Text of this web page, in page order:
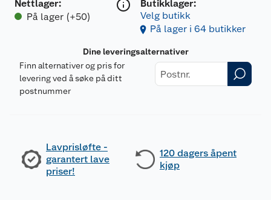
Nettlager:
På lager (+50)
Butikklager:
Velg butikk
På lager i 64 butikker
Dine leveringsalternativer
Finn alternativer og pris for
levering ved å søke på ditt
postnummer
Lavprisløfte -
garantert lave
priser!
120 dagers åpent
kjøp